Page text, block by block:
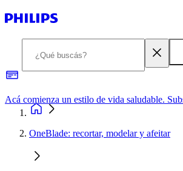
OneBlade: recortar, modelar y afeitar